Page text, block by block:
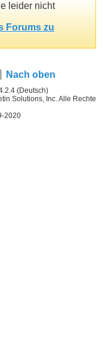
leider nicht
Forums zu
Nach oben
(Deutsch)
Solutions, Inc. Alle Rechte
2020